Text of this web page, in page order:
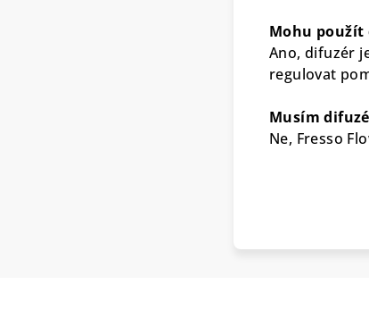
Mohu použít
Ano, difuzér
regulovat
Musím
Ne, Fresso